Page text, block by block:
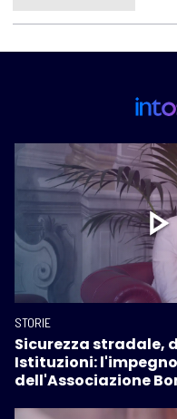
STORIE
Sicurezza stradale,
Istituzioni: l'impegno
dell'Associazione